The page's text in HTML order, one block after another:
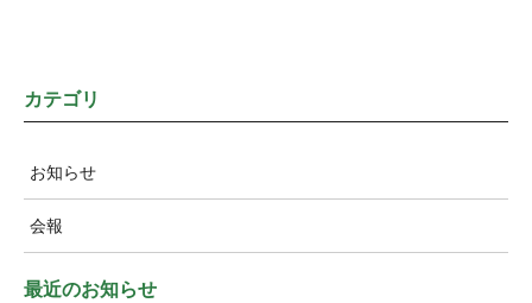
カテゴリ
お知らせ
会報
最近のお知らせ